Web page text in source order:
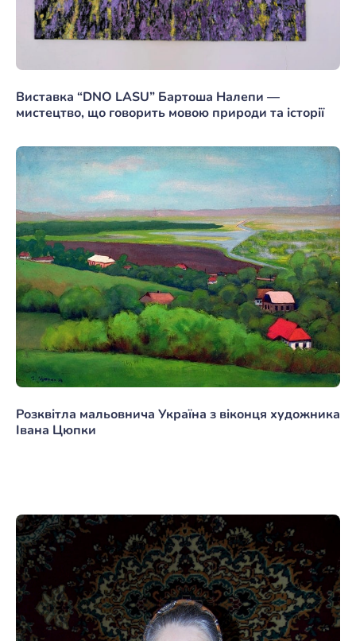
Виставка “DNO LASU” Бартоша Налепи —
мистецтво, що говорить мовою природи та історії
Розквітла мальовнича Україна з віконця художника
Івана Цюпки